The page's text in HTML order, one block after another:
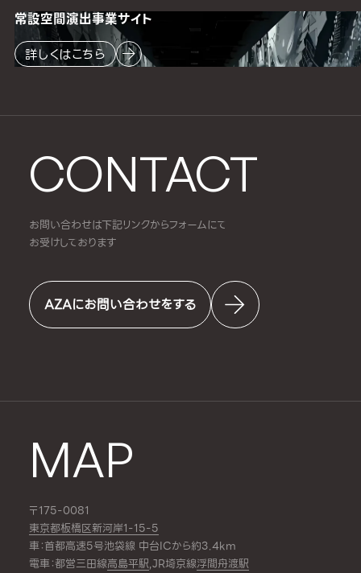
CONTACT
お問い合わせは下記リンクからフォームにて
お受けしております
AZAにお問い合わせをする
MAP
〒175-0081
東京都板橋区新河岸1-15-5
車：首都高速5号池袋線 中台ICから約3.4km
電車：都営三田線高島平駅,JR埼京線浮間舟渡駅
常設空間演出事業サイト
詳しくはこちら